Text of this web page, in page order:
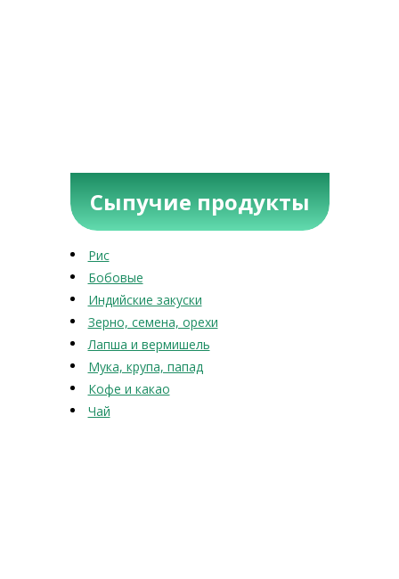
Сыпучие продукты
Рис
Бобовые
Индийские закуски
Зерно, семена, орехи
Лапша и вермишель
Мука, крупа, папад
Кофе и какао
Чай